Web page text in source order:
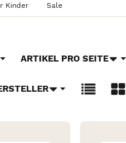
Kinder Sale
ARTIKEL PRO SEITE